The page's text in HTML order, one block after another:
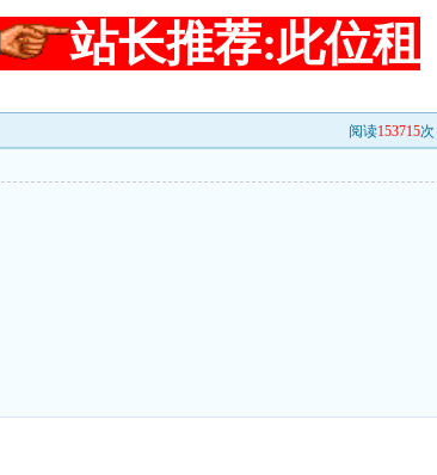
站长推荐:此位租
阅读153715次 |